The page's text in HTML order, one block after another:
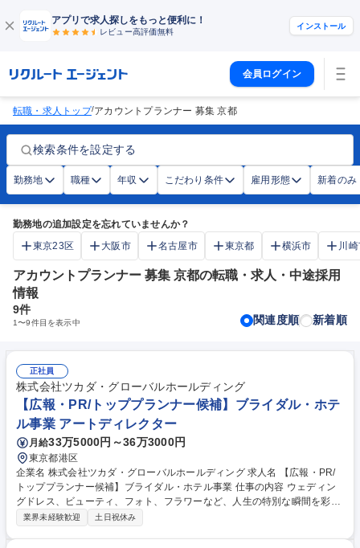
アプリで求人探しをもっと便利に！
レビュー高評価無料
インストール
会員ログイン
転職・求人トップ/アカウントプランナー 募集 京都
検索条件を設定する
勤務地 職種 年収 こだわり条件 雇用形態 新着のみ
勤務地の追加設定を忘れていませんか？
東京23区
大阪市 名古屋市 東京都 横浜市 川
アカウントプランナー 募集 京都の転職・求人・中途採用
情報
9件
1〜9件目を表示中 関連度順 新着順
正社員
株式会社ツカダ・グローバルホールディング
【広報・PR/トッププランナー候補】ブライダル・ホテ
ル事業 アートディレクター
月給33万5000円～36万3000円
東京都港区
企業名 株式会社ツカダ・グローバルホールディング 求人名 【広報・PR/
トッププランナー候補】ブライダル・ホテル事業 仕事の内容 ウェディン
グドレス、ビューティ、フォト、フラワーなど、人生の特別な瞬間を彩る
「ベストアニバーサリー」のブランド価値を最大化させる広報・PRのト
業界未経験歓迎 土日祝休み